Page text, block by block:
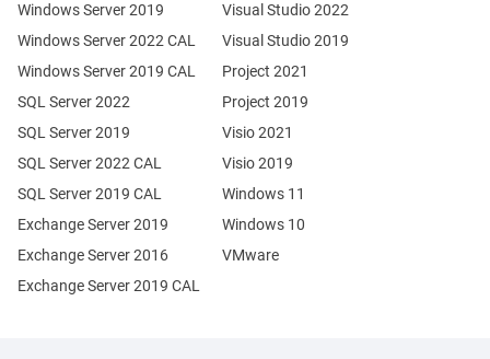
Windows Server 2019
Exchange Server 2019
Exchange Server 2016
SQL Server 2022
SQL Server 2019
Windows Server 2022 CAL
Windows Server 2019 CAL
SQL Server 2022 CAL
SQL Server 2019 CAL
Exchange Server 2019 CAL
Visual Studio 2022
Visual Studio 2019
Project 2021
Project 2019
Visio 2021
Visio 2019
Windows 11
Windows 10
VMware